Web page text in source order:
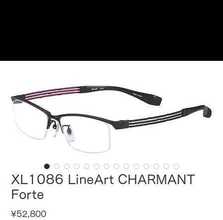
XL1086 LineArt CHARMANT
Forte
¥52,800Price